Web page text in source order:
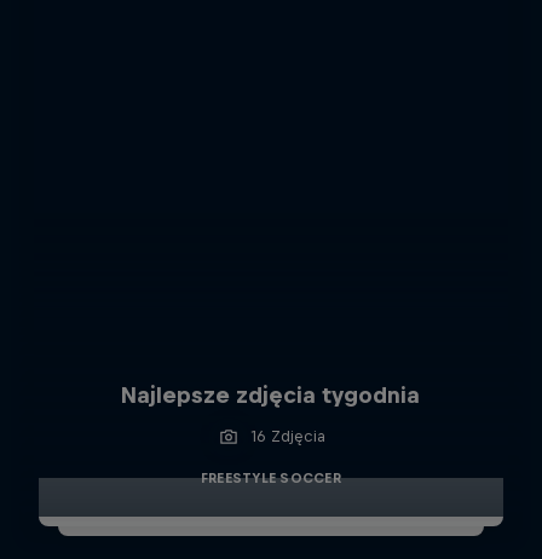
Najlepsze zdjęcia tygodnia
16 Zdjęcia
FREESTYLE SOCCER